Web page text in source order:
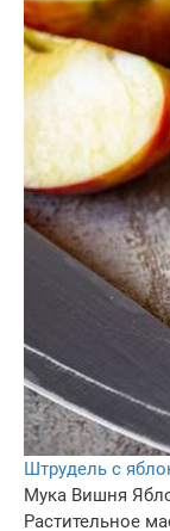
Штрудель с
Мука Вишня
Растительное